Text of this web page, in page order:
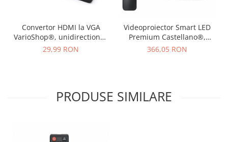
Convertor HDMI la VGA
VarioShop®, unidirectional,
suport HDPC, cablu adaptor
Negru
29,99 RON
Videoproiector Smart LED
Premium Castellano®,
Portabil, 4K UltraHD,
200Ansi, Conexiune HDMI,
366,05 RON
PRODUSE SIMILARE